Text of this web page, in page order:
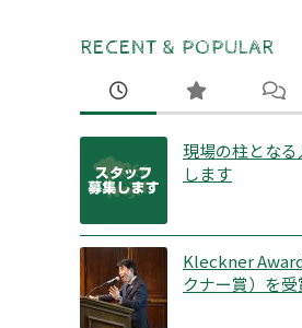
RECENT & POPULAR
現場の柱とな
します
Kleckner
クナー賞）を